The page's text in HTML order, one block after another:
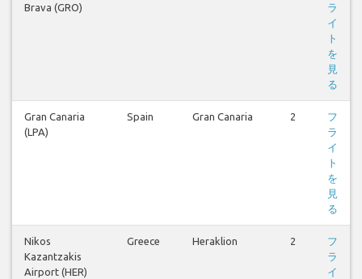
Brava (GRO)
ラ
イ
ト
を
見
る
Gran Canaria
(LPA)
Spain Gran Canaria 2
フ
ラ
イ
ト
を
見
る
Nikos
Kazantzakis
Airport (HER)
Greece Heraklion 2
フ
ラ
イ